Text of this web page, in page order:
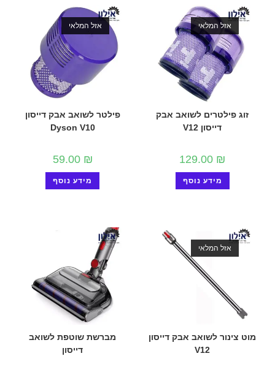
אזל המלאי
זוג פילטרים לשואב אבק
דייסון V12
129.00 ₪
מידע נוסף
אזל המלאי
פילטר לשואב אבק דייסון
Dyson V10
59.00 ₪
מידע נוסף
אזל המלאי
מוט צינור לשואב אבק דייסון
V12
מברשת שוטפת לשואב
דייסון